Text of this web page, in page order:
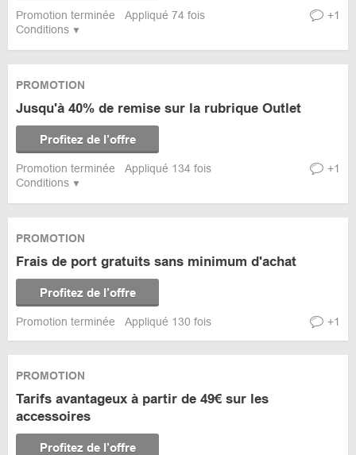
Conditions
Promotion terminée Appliqué 74 fois +1
Conditions
PROMOTION
Jusqu'à 40% de remise sur la rubrique Outlet
Profitez de l’offre
Promotion terminée Appliqué 134 fois +1
PROMOTION
Frais de port gratuits sans minimum d'achat
Profitez de l’offre
Promotion terminée Appliqué 130 fois +1
PROMOTION
Tarifs avantageux à partir de 49€ sur les
accessoires
Profitez de l’offre